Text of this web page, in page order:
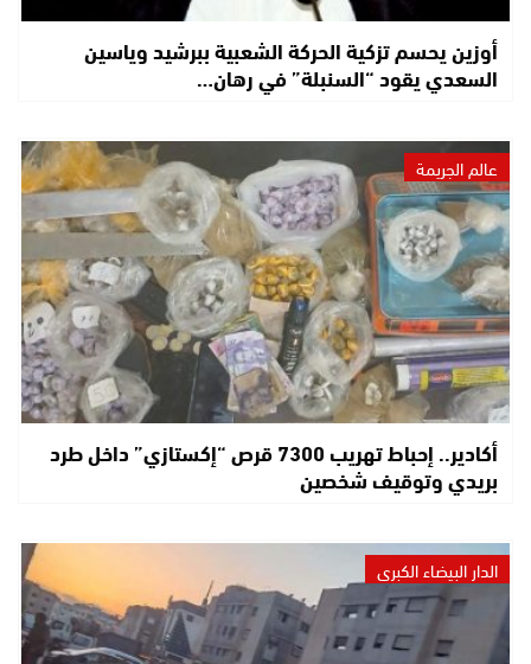
أوزين يحسم تزكية الحركة الشعبية ببرشيد وياسين
السعدي يقود “السنبلة” في رهان…
عالم الجريمة
أكادير.. إحباط تهريب 7300 قرص “إكستازي” داخل طرد
بريدي وتوقيف شخصين
الدار البيضاء الكبرى